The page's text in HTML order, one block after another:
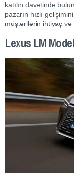
katılın davetinde
pazarın hızlı
müşterilerin ihtiyaç
Lexus LM